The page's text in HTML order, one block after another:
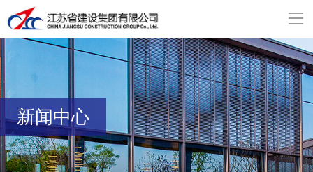

新闻中心